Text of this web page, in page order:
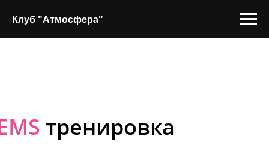
Клуб "Атмосфера"
тренировка